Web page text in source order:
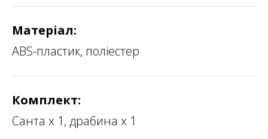
Матеріал:
ABS-пластик, поліестер
Комплект:
Санта х 1, драбина х 1